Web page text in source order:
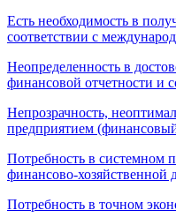
Есть необходимость в
соответствии с
Неопределенность в
финансовой отчетности и
Непрозрачность,
предприятием
Потребность в системном
финансово-хозяйственной
Потребность в точном